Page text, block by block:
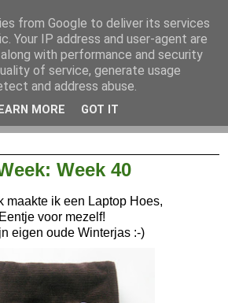
Week 40
maakte ik een Laptop Hoes,
Eentje voor mezelf!
eigen oude Winterjas :-)
from Google to deliver its services
Your IP address and user-agent are
with performance and security
of service, generate usage
and address abuse.
MORE GOT IT